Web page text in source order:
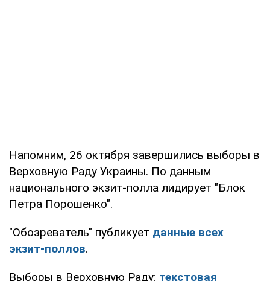
Напомним, 26 октября завершились выборы в
Верховную Раду Украины. По данным
национального экзит-полла лидирует "Блок
Петра Порошенко".
"Обозреватель" публикует данные всех
экзит-поллов.
Выборы в Верховную Раду: текстовая